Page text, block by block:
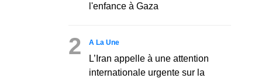
l'enfance à Gaza
2 A La Une
L’Iran appelle à une attention
internationale urgente sur la